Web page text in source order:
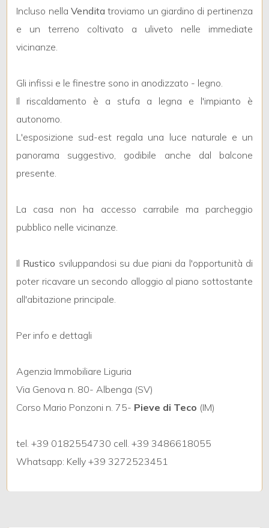
Incluso nella Vendita troviamo un giardino di pertinenza
e un terreno coltivato a uliveto nelle immediate
vicinanze.
Gli infissi e le finestre sono in anodizzato - legno.
Il riscaldamento è a stufa a legna e l'impianto è
autonomo.
L'esposizione sud-est regala una luce naturale e un
panorama suggestivo, godibile anche dal balcone
presente.
La casa non ha accesso carrabile ma parcheggio
pubblico nelle vicinanze.
Il Rustico sviluppandosi su due piani da l'opportunità di
poter ricavare un secondo alloggio al piano sottostante
all'abitazione principale.
Per info e dettagli
Agenzia Immobiliare Liguria
Via Genova n. 80- Albenga (SV)
Corso Mario Ponzoni n. 75- Pieve di Teco (IM)
tel. +39 0182554730 cell. +39 3486618055
Whatsapp: Kelly +39 3272523451
5
Bagni
minimi
Qualsiasi
2
3
Camere
Qualsiasi